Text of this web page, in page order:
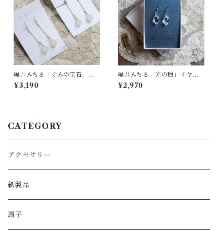
繰井みちる「ぐみの宝石」ロ
ングイヤリング - W
¥3,190
繰井みちる「光の種」イヤリ
ング
¥2,970
CATEGORY
アクセサリー
紙製品
扇子